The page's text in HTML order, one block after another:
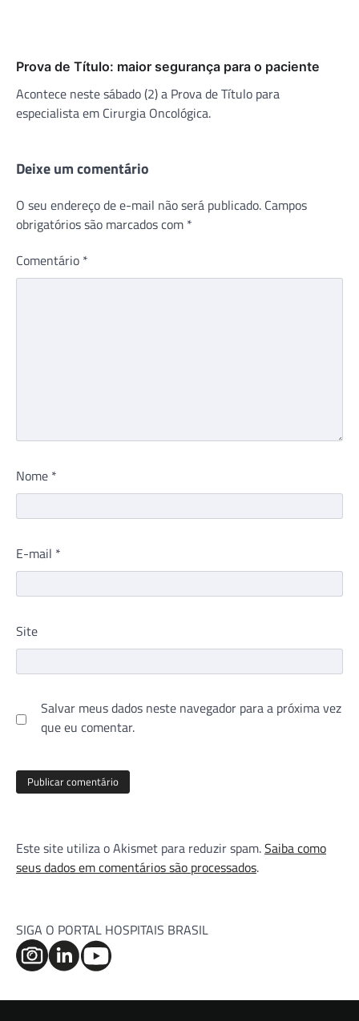
Prova de Título: maior segurança para o paciente
Acontece neste sábado (2) a Prova de Título para
especialista em Cirurgia Oncológica.
Deixe um comentário
O seu endereço de e-mail não será publicado. Campos
obrigatórios são marcados com *
Comentário *
Nome *
E-mail *
Site
Salvar meus dados neste navegador para a próxima vez
que eu comentar.
Este site utiliza o Akismet para reduzir spam.Saiba como
seus dados em comentários são processados.
SIGA O PORTAL HOSPITAIS BRASIL